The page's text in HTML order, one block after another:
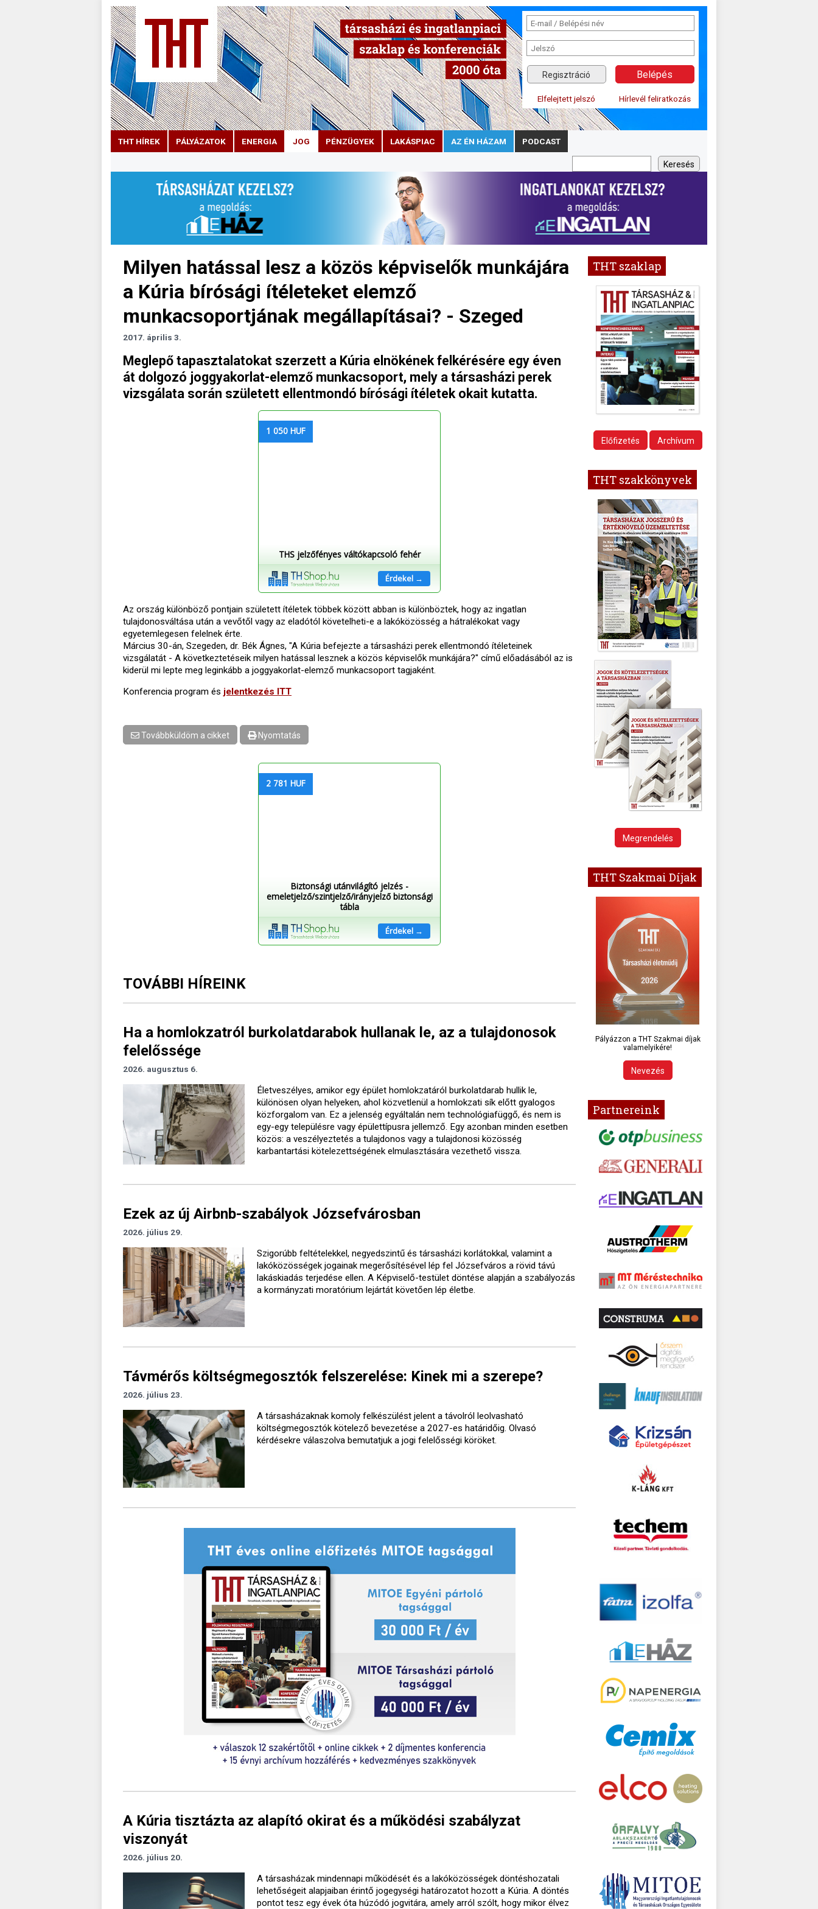
Regisztráció
Elfelejtett jelszó Hírlevél feliratkozás
THT HÍREK PÁLYÁZATOK ENERGIA JOG PÉNZÜGYEK LAKÁSPIAC AZ ÉN HÁZAM PODCAST
Milyen hatással lesz a közös képviselők munkájára
a Kúria bírósági ítéleteket elemző
munkacsoportjának megállapításai? - Szeged
2017. április 3.
Meglepő tapasztalatokat szerzett a Kúria elnökének felkérésére egy éven
át dolgozó joggyakorlat-elemző munkacsoport, mely a társasházi perek
vizsgálata során született ellentmondó bírósági ítéletek okait kutatta.
1 050 HUF
THS jelzőfényes váltókapcsoló fehér
Érdekel →
Az ország különböző pontjain született ítéletek többek között abban is különböztek, hogy az ingatlan
tulajdonosváltása után a vevőtől vagy az eladótól követelheti-e a lakóközösség a hátralékokat vagy
egyetemlegesen felelnek érte.
Március 30-án, Szegeden, dr. Bék Ágnes, "A Kúria befejezte a társasházi perek ellentmondó ítéleteinek
vizsgálatát - A következtetéseik milyen hatással lesznek a közös képviselők munkájára?" című előadásából az is
kiderül mi lepte meg leginkább a joggyakorlat-elemző munkacsoport tagjaként.
Konferencia program és jelentkezés ITT
Továbbküldöm a cikket Nyomtatás
2 781 HUF
Biztonsági utánvilágító jelzés -
emeletjelző/szintjelző/irányjelző biztonsági
tábla
Érdekel →
TOVÁBBI HÍREINK
Ha a homlokzatról burkolatdarabok hullanak le, az a tulajdonosok
felelőssége
2026. augusztus 6.
Életveszélyes, amikor egy épület homlokzatáról burkolatdarab hullik le,
különösen olyan helyeken, ahol közvetlenül a homlokzati sík előtt gyalogos
közforgalom van. Ez a jelenség egyáltalán nem technológiafüggő, és nem is
egy-egy településre vagy épülettípusra jellemző. Egy azonban minden esetben
közös: a veszélyeztetés a tulajdonos vagy a tulajdonosi közösség
karbantartási kötelezettségének elmulasztására vezethető vissza.
Ezek az új Airbnb-szabályok Józsefvárosban
2026. július 29.
Szigorúbb feltételekkel, negyedszintű és társasházi korlátokkal, valamint a
lakóközösségek jogainak megerősítésével lép fel Józsefváros a rövid távú
lakáskiadás terjedése ellen. A Képviselő-testület döntése alapján a szabályozás
a kormányzati moratórium lejártát követően lép életbe.
Távmérős költségmegosztók felszerelése: Kinek mi a szerepe?
2026. július 23.
A társasházaknak komoly felkészülést jelent a távolról leolvasható
költségmegosztók kötelező bevezetése a 2027-es határidőig. Olvasó
kérdésekre válaszolva bemutatjuk a jogi felelősségi köröket.
A Kúria tisztázta az alapító okirat és a működési szabályzat
viszonyát
2026. július 20.
A társasházak mindennapi működését és a lakóközösségek döntéshozatali
lehetőségeit alapjaiban érintő jogegységi határozatot hozott a Kúria. A döntés
pontot tesz egy évek óta húzódó jogvitára, amely arról szólt, hogy mikor élvez
THT szaklap
Előfizetés Archívum
THT szakkönyvek
Megrendelés
THT Szakmai Díjak
Pályázzon a THT Szakmai díjak
valamelyikére!
Nevezés
Partnereink